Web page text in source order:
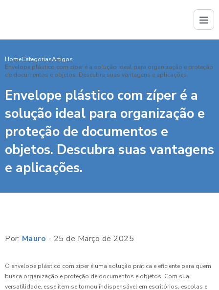
HomeCategoriasArtigos
Envelope plástico com zíper é a solução ideal para organização e proteção
de documentos e objetos. Descubra suas vantagens e aplicações.
Envelope plástico com zíper é a
solução ideal para organização e
proteção de documentos e
objetos. Descubra suas vantagens
e aplicações.
Por: Mauro - 25 de Março de 2025
O envelope plástico com zíper é uma solução prática e eficiente para quem
busca organização e proteção de documentos e objetos. Com sua
versatilidade, esse item se tornou indispensável em escritórios, escolas e